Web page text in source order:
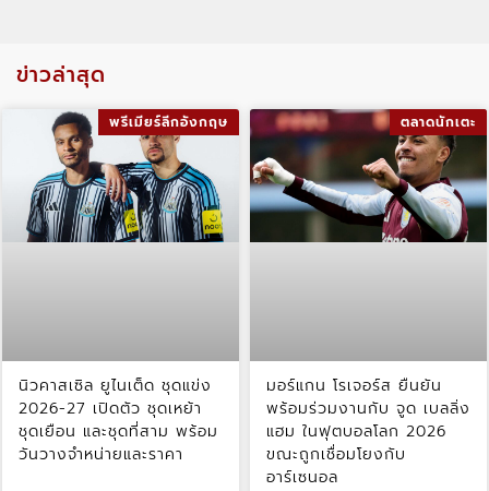
ข่าวล่าสุด
พรีเมียร์ลีกอังกฤษ
นิวคาสเซิล ยูไนเต็ด ชุดแข่ง
2026-27 เปิดตัว ชุดเหย้า
ชุดเยือน และชุดที่สาม พร้อม
วันวางจำหน่ายและราคา
ตลาดนักเตะ
มอร์แกน โรเจอร์ส ยืนยัน
พร้อมร่วมงานกับ จูด เบลลิ่ง
แฮม ในฟุตบอลโลก 2026
ขณะถูกเชื่อมโยงกับ
อาร์เซนอล